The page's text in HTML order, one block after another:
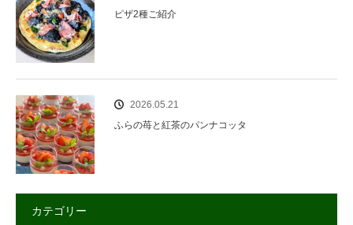
ピザ2種ご紹介
2026.05.21
ふらの苺と紅茶のパンナコッタ
カテゴリー